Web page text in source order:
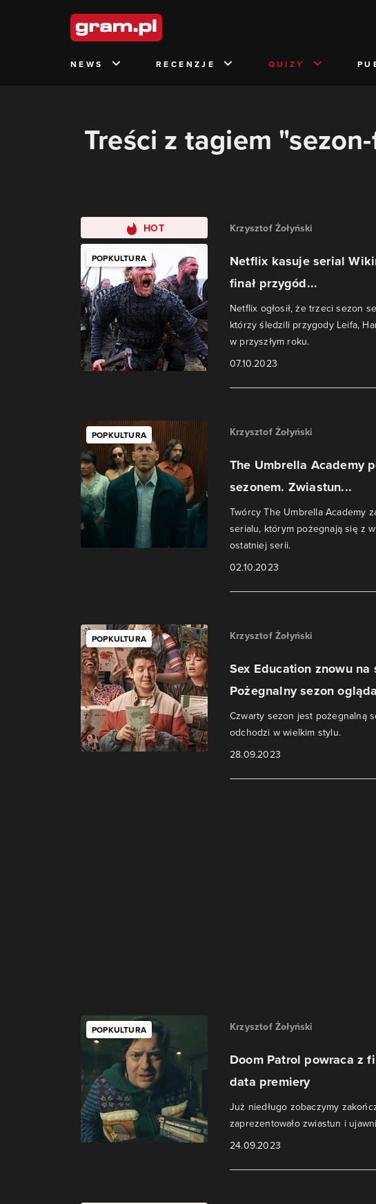
NEWS RECENZJE QUIZY
Treści z tagiem
HOT
POPKULTURA
Krzysztof Żołyński
Netflix kasuje serial
finał przygód...
Netflix ogłosił, że trzeci sezon
którzy śledzili przygody Leifa,
w przyszłym roku.
07.10.2023
POPKULTURA Krzysztof Żołyński
The Umbrella Academy
sezonem. Zwiastun...
Twórcy The Umbrella Academy
serialu, którym pożegnają się z
ostatniej serii.
02.10.2023
POPKULTURA Krzysztof Żołyński
Sex Education znowu
Pożegnalny sezon
Czwarty sezon jest pożegnalną
odchodzi w wielkim stylu.
28.09.2023
POPKULTURA Krzysztof Żołyński
Doom Patrol powraca z
data premiery
Już niedługo zobaczymy
zaprezentowało zwiastun i
24.09.2023